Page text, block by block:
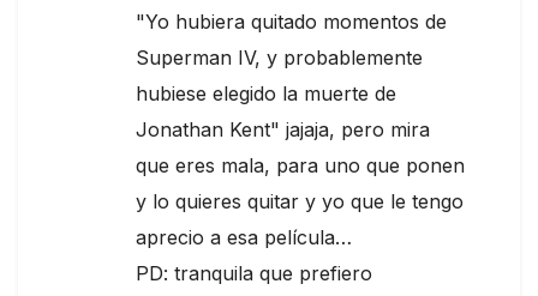
"Yo hubiera quitado momentos de
Superman IV, y probablemente
hubiese elegido la muerte de
Jonathan Kent" jajaja, pero mira
que eres mala, para uno que ponen
y lo quieres quitar y yo que le tengo
aprecio a esa película…
PD: tranquila que prefiero